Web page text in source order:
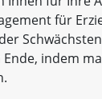
für
indem